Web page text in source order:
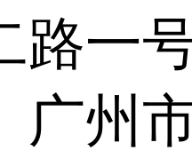
路一
广州